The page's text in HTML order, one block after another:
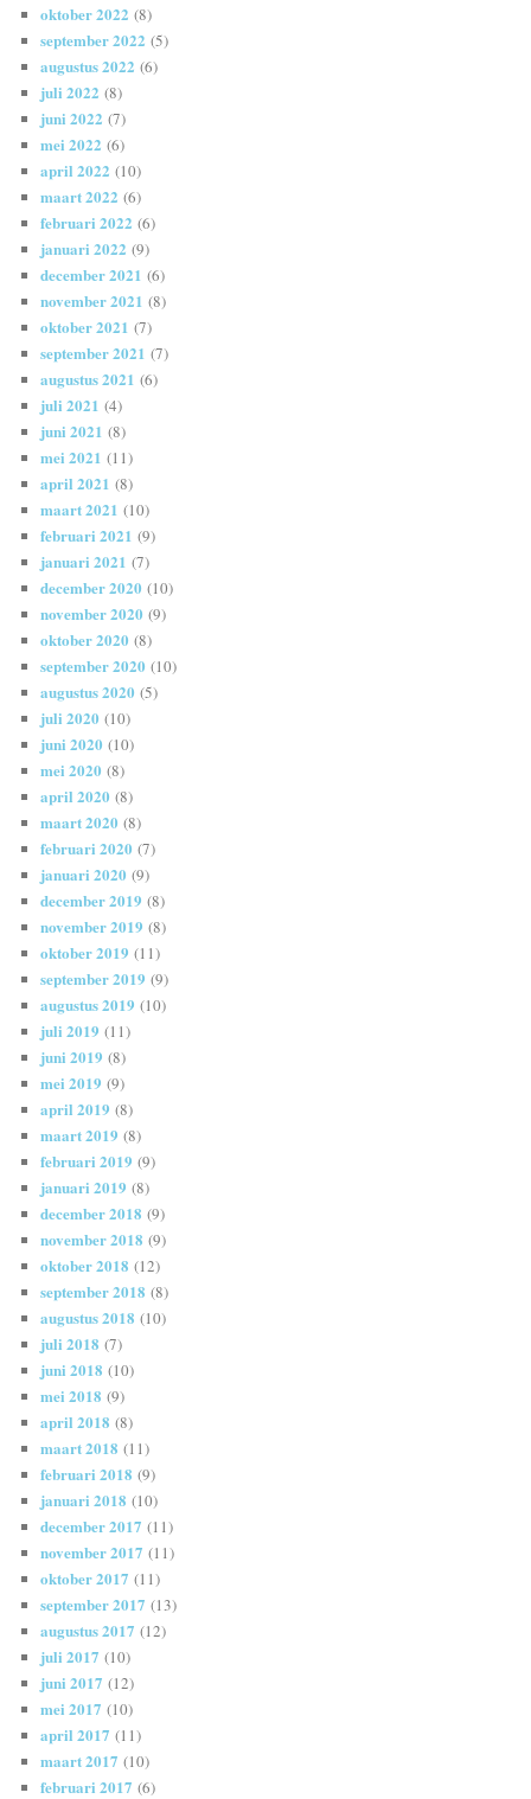
oktober 2022 (8)
september 2022 (5)
augustus 2022 (6)
juli 2022 (8)
juni 2022 (7)
mei 2022 (6)
april 2022 (10)
maart 2022 (6)
februari 2022 (6)
januari 2022 (9)
december 2021 (6)
november 2021 (8)
oktober 2021 (7)
september 2021 (7)
augustus 2021 (6)
juli 2021 (4)
juni 2021 (8)
mei 2021 (11)
april 2021 (8)
maart 2021 (10)
februari 2021 (9)
januari 2021 (7)
december 2020 (10)
november 2020 (9)
oktober 2020 (8)
september 2020 (10)
augustus 2020 (5)
juli 2020 (10)
juni 2020 (10)
mei 2020 (8)
april 2020 (8)
maart 2020 (8)
februari 2020 (7)
januari 2020 (9)
december 2019 (8)
november 2019 (8)
oktober 2019 (11)
september 2019 (9)
augustus 2019 (10)
juli 2019 (11)
juni 2019 (8)
mei 2019 (9)
april 2019 (8)
maart 2019 (8)
februari 2019 (9)
januari 2019 (8)
december 2018 (9)
november 2018 (9)
oktober 2018 (12)
september 2018 (8)
augustus 2018 (10)
juli 2018 (7)
juni 2018 (10)
mei 2018 (9)
april 2018 (8)
maart 2018 (11)
februari 2018 (9)
januari 2018 (10)
december 2017 (11)
november 2017 (11)
oktober 2017 (11)
september 2017 (13)
augustus 2017 (12)
juli 2017 (10)
juni 2017 (12)
mei 2017 (10)
april 2017 (11)
maart 2017 (10)
februari 2017 (6)